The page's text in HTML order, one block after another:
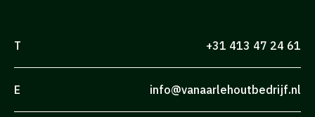
T +31 413 47 24 61
E info@vanaarlehoutbedrijf.nl